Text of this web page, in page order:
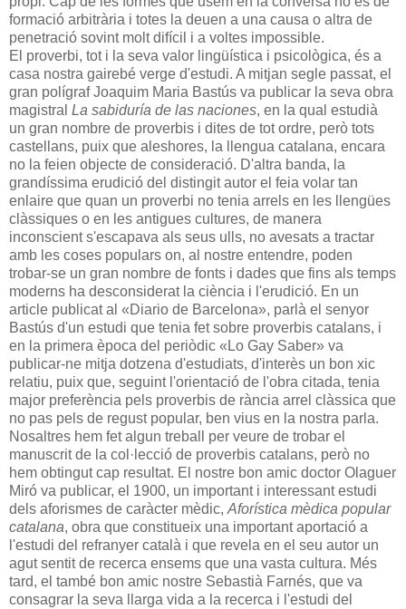
formació arbitrària i totes la deuen a una causa o altra de
penetració sovint molt difícil i a voltes impossible.
El proverbi, tot i la seva valor lingüística i psicològica, és a
casa nostra gairebé verge d'estudi. A mitjan segle passat, el
gran polígraf Joaquim Maria Bastús va publicar la seva obra
magistral La sabiduría de las naciones, en la qual estudià
un gran nombre de proverbis i dites de tot ordre, però tots
castellans, puix que aleshores, la llengua catalana, encara
no la feien objecte de consideració. D'altra banda, la
grandíssima erudició del distingit autor el feia volar tan
enlaire que quan un proverbi no tenia arrels en les llengües
clàssiques o en les antigues cultures, de manera
inconscient s'escapava als seus ulls, no avesats a tractar
amb les coses populars on, al nostre entendre, poden
trobar-se un gran nombre de fonts i dades que fins als temps
moderns ha desconsiderat la ciència i l'erudició. En un
article publicat al «Diario de Barcelona», parlà el senyor
Bastús d'un estudi que tenia fet sobre proverbis catalans, i
en la primera època del periòdic «Lo Gay Saber» va
publicar-ne mitja dotzena d'estudiats, d'interès un bon xic
relatiu, puix que, seguint l'orientació de l'obra citada, tenia
major preferència pels proverbis de rància arrel clàssica que
no pas pels de regust popular, ben vius en la nostra parla.
Nosaltres hem fet algun treball per veure de trobar el
manuscrit de la col·lecció de proverbis catalans, però no
hem obtingut cap resultat. El nostre bon amic doctor Olaguer
Miró va publicar, el 1900, un important i interessant estudi
dels aforismes de caràcter mèdic, Aforística mèdica popular
catalana, obra que constitueix una important aportació a
l'estudi del refranyer català i que revela en el seu autor un
agut sentit de recerca ensems que una vasta cultura. Més
tard, el també bon amic nostre Sebastià Farnés, que va
consagrar la seva llarga vida a la recerca i l'estudi del